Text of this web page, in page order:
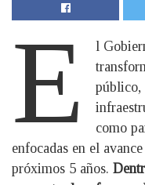
E
l
público,
como
enfocadas en el
próximos 5 años.